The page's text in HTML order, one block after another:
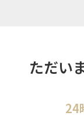
ただい
24